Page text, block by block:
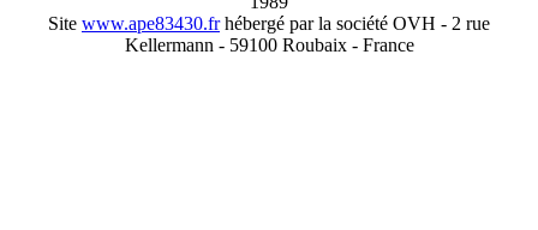
Site www.ape83430.frhébergé par la société OVH - 2 rue
Kellermann - 59100 Roubaix - France